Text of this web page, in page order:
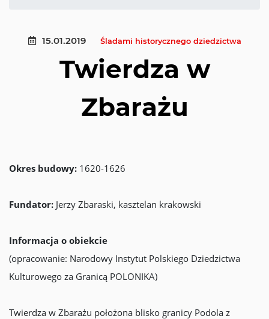
15.01.2019 Śladami historycznego dziedzictwa
Twierdza w
Zbarażu
Okres budowy: 1620-1626
Fundator: Jerzy Zbaraski, kasztelan krakowski
Informacja o obiekcie
(opracowanie: Narodowy Instytut Polskiego Dziedzictwa
Kulturowego za Granicą POLONIKA)
Twierdza w Zbarażu położona blisko granicy Podola z